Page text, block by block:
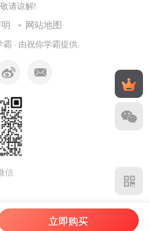
请谅解!
网站地图
霸 · 由祝你学霸提供.
信
立即购买